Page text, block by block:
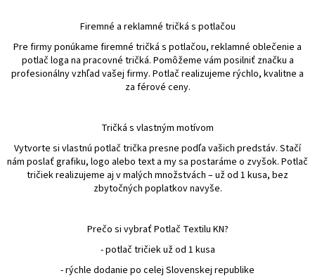
Firemné a reklamné tričká s potlačou
Pre firmy ponúkame firemné tričká s potlačou, reklamné oblečenie a
potlač loga na pracovné tričká. Pomôžeme vám posilniť značku a
profesionálny vzhľad vašej firmy. Potlač realizujeme rýchlo, kvalitne a
za férové ceny.
Tričká s vlastným motívom
Vytvorte si vlastnú potlač trička presne podľa vašich predstáv. Stačí
nám poslať grafiku, logo alebo text a my sa postaráme o zvyšok. Potlač
tričiek realizujeme aj v malých množstvách – už od 1 kusa, bez
zbytočných poplatkov navyše.
Prečo si vybrať Potlač Textilu KN?
- potlač tričiek už od 1 kusa
- rýchle dodanie po celej Slovenskej republike